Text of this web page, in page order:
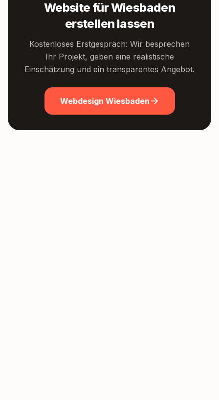
Website für Wiesbaden
erstellen lassen
Kostenloses Erstgespräch: Wir besprechen
Ihr Projekt, geben eine realistische
Einschätzung und ein transparentes Angebot.
Webdesign Wiesbaden